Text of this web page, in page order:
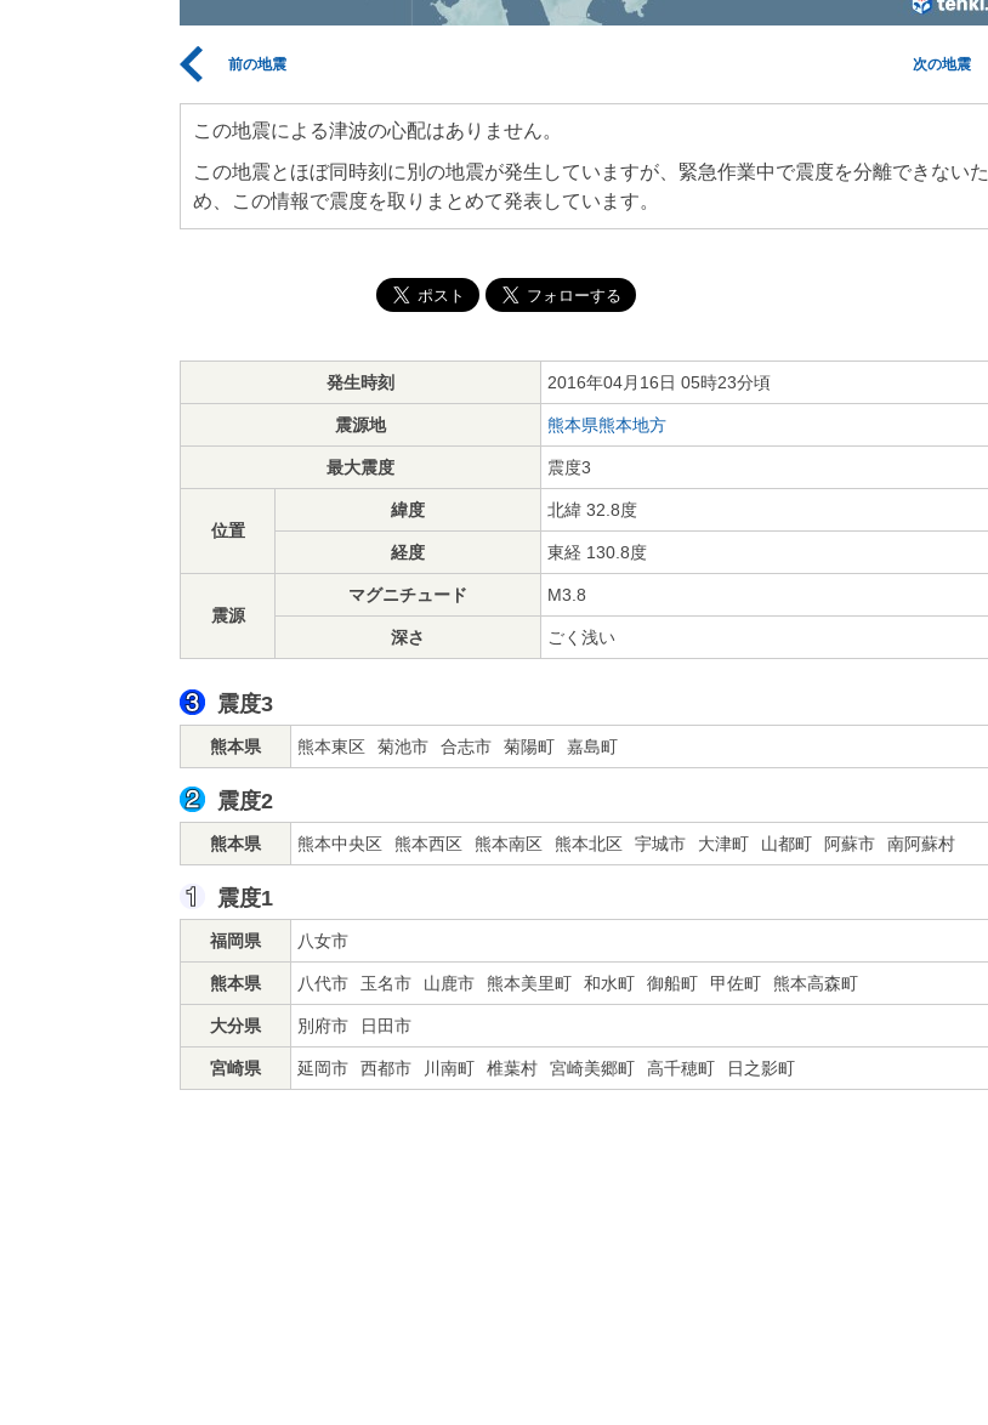
前の地震 次の地震
この地震による津波の心配はありません。
この地震とほぼ同時刻に別の地震が発生していますが、緊急作業中で震度を分離できないた
め、この情報で震度を取りまとめて発表しています。
発生時刻 2016年04月16日 05時23分頃
震源地 熊本県熊本地方
最大震度 震度3
位置
緯度 北緯 32.8度
経度 東経 130.8度
震源
マグニチュード M3.8
深さ ごく浅い
震度3
熊本県 熊本東区 菊池市 合志市 菊陽町 嘉島町
震度2
熊本県 熊本中央区 熊本西区 熊本南区 熊本北区 宇城市 大津町 山都町 阿蘇市 南阿蘇村
震度1
福岡県 八女市
熊本県 八代市 玉名市 山鹿市 熊本美里町 和水町 御船町 甲佐町 熊本高森町
大分県 別府市 日田市
宮崎県 延岡市 西都市 川南町 椎葉村 宮崎美郷町 高千穂町 日之影町